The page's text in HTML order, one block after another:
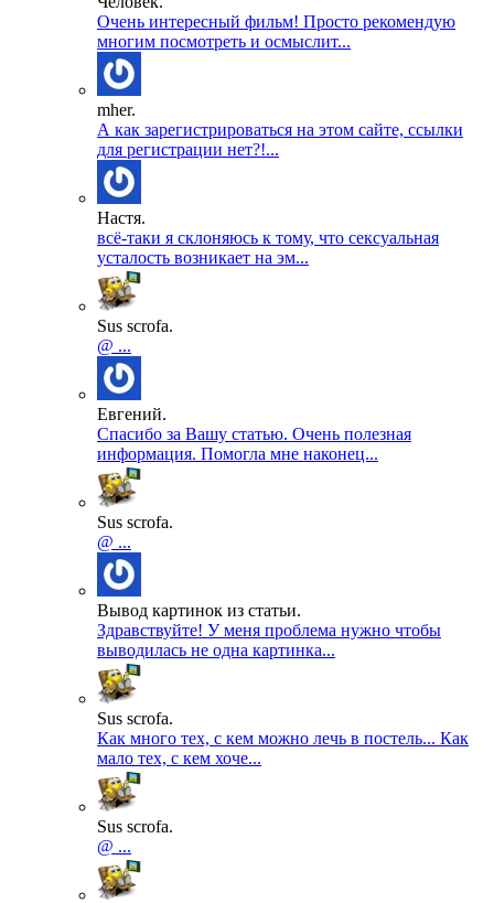
Очень интересный фильм! Просто рекомендую
многим посмотреть и осмыслит...
mher.
А как зарегистрироваться на этом сайте, ссылки
для регистрации нет?!...
Настя.
всё-таки я склоняюсь к тому, что сексуальная
усталость возникает на эм...
Sus scrofa.
@ ...
Евгений.
Спасибо за Вашу статью. Очень полезная
информация. Помогла мне наконец...
Sus scrofa.
@ ...
Вывод картинок из статьи.
Здравствуйте! У меня проблема нужно чтобы
выводилась не одна картинка...
Sus scrofa.
Как много тех, с кем можно лечь в постель... Как
мало тех, с кем хоче...
Sus scrofa.
@ ...